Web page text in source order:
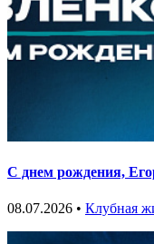
С днем рождения,
08.07.2026 • Клубная